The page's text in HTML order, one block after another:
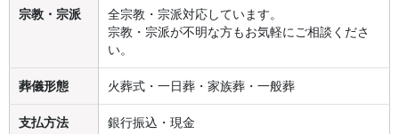
宗教・宗派
全宗教・宗派対応しています。
宗教・宗派が不明な方もお気軽にご相談くださ
い。
葬儀形態 火葬式・一日葬・家族葬・一般葬
支払方法 銀行振込・現金